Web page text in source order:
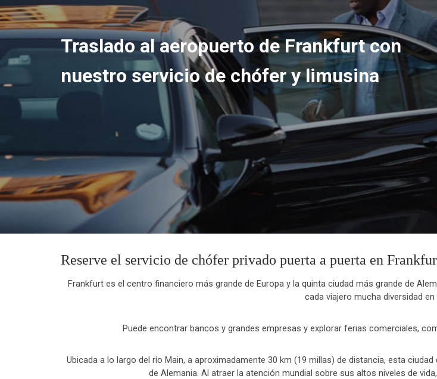
Traslado al aeropuerto de Frankfurt con
nuestro servicio de chófer y limusina
Reserve el servicio de chófer privado puerta a puerta en
Frankfurt es el centro financiero más grande de Europa y la quinta ciudad más grande de
cada viajero mucha diversidad
Puede encontrar bancos y grandes empresas y explorar ferias comerciales,
Ubicada a lo largo del río Main, a aproximadamente 30 km (19 millas) de distancia, esta
de Alemania. Al atraer la atención mundial sobre sus altos niveles de